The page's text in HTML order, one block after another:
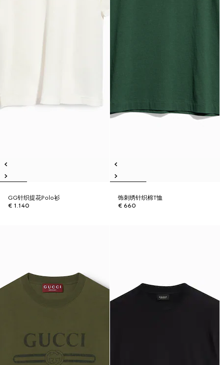
GG针织提花Polo衫
€ 1.140
饰刺绣针织棉T恤
€ 660